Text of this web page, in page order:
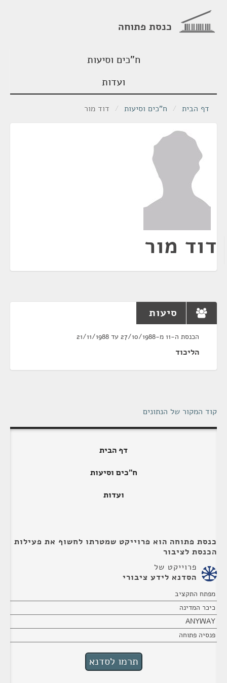
כנסת פתוחה
ח"כים וסיעות
ועדות
דף הבית / ח"כים וסיעות / דוד מור
דוד מור
סיעות
הכנסת ה-11 מ-27/10/1988 עד 21/11/1988
הליכוד
קוד המקור של הנתונים
דף הבית
ח"כים וסיעות
ועדות
כנסת פתוחה הוא פרוייקט שמטרתו לחשוף את פעילות
הכנסת לציבור
פרוייקט של
הסדנא לידע ציבורי
מפתח התקציב
כיכר המדינה
ANYWAY
פנסיה פתוחה